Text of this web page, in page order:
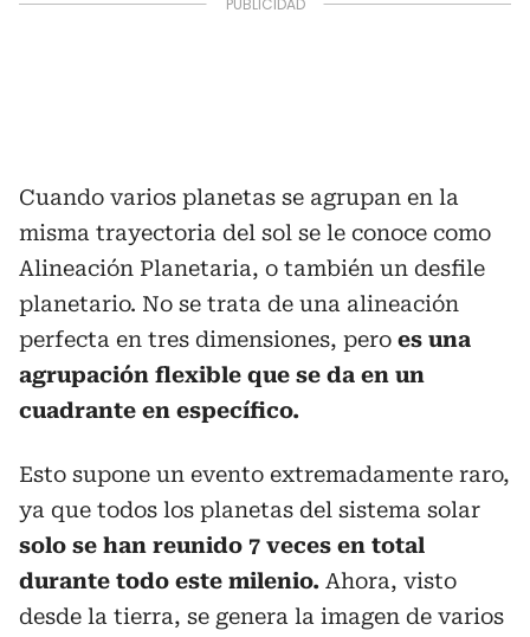
Cuando varios planetas se agrupan en la
misma trayectoria del sol se le conoce como
Alineación Planetaria, o también un desfile
planetario. No se trata de una alineación
perfecta en tres dimensiones, pero es una
agrupación flexible que se da en un
cuadrante en específico.
Esto supone un evento extremadamente raro,
ya que todos los planetas del sistema solar
solo se han reunido 7 veces en total
durante todo este milenio. Ahora, visto
desde la tierra, se genera la imagen de varios